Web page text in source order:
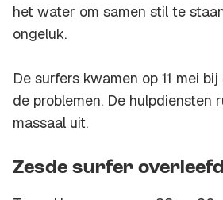
het water om samen stil te
ongeluk.
De surfers kwamen op 11 mei
de problemen. De hulpdiensten
massaal uit.
Zesde surfer